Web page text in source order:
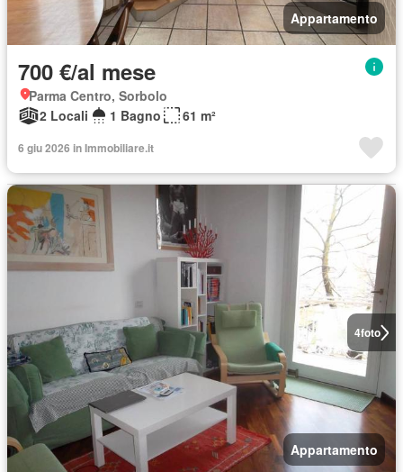
Appartamento
700 €/al mese
Parma Centro, Sorbolo
2 Locali
1 Bagno 61 m²
6 giu 2026 in Immobiliare.it
4foto
Appartamento